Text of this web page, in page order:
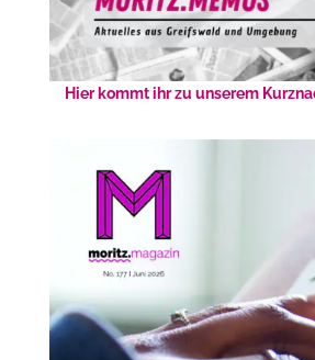
Hier kommt ihr zu unserem